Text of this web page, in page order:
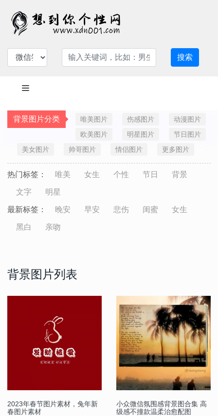
搜索
背景图片分类 唯美图片 伤感图片
动漫图片
欧美图片
明星图片
节日图片
美女图片
帅哥图片 情侣图片 更多图片
热门标签： 唯美 女生 个性 节日 背景
文字 明星
最新标签： 晚安 早安 悲伤 闺蜜 女生
黑白 亲吻
背景图片列表
2023年春节图片素材，兔年新
春图片素材
小众微信氛围感背景图合集 高
级感不撞款温柔治愈配图